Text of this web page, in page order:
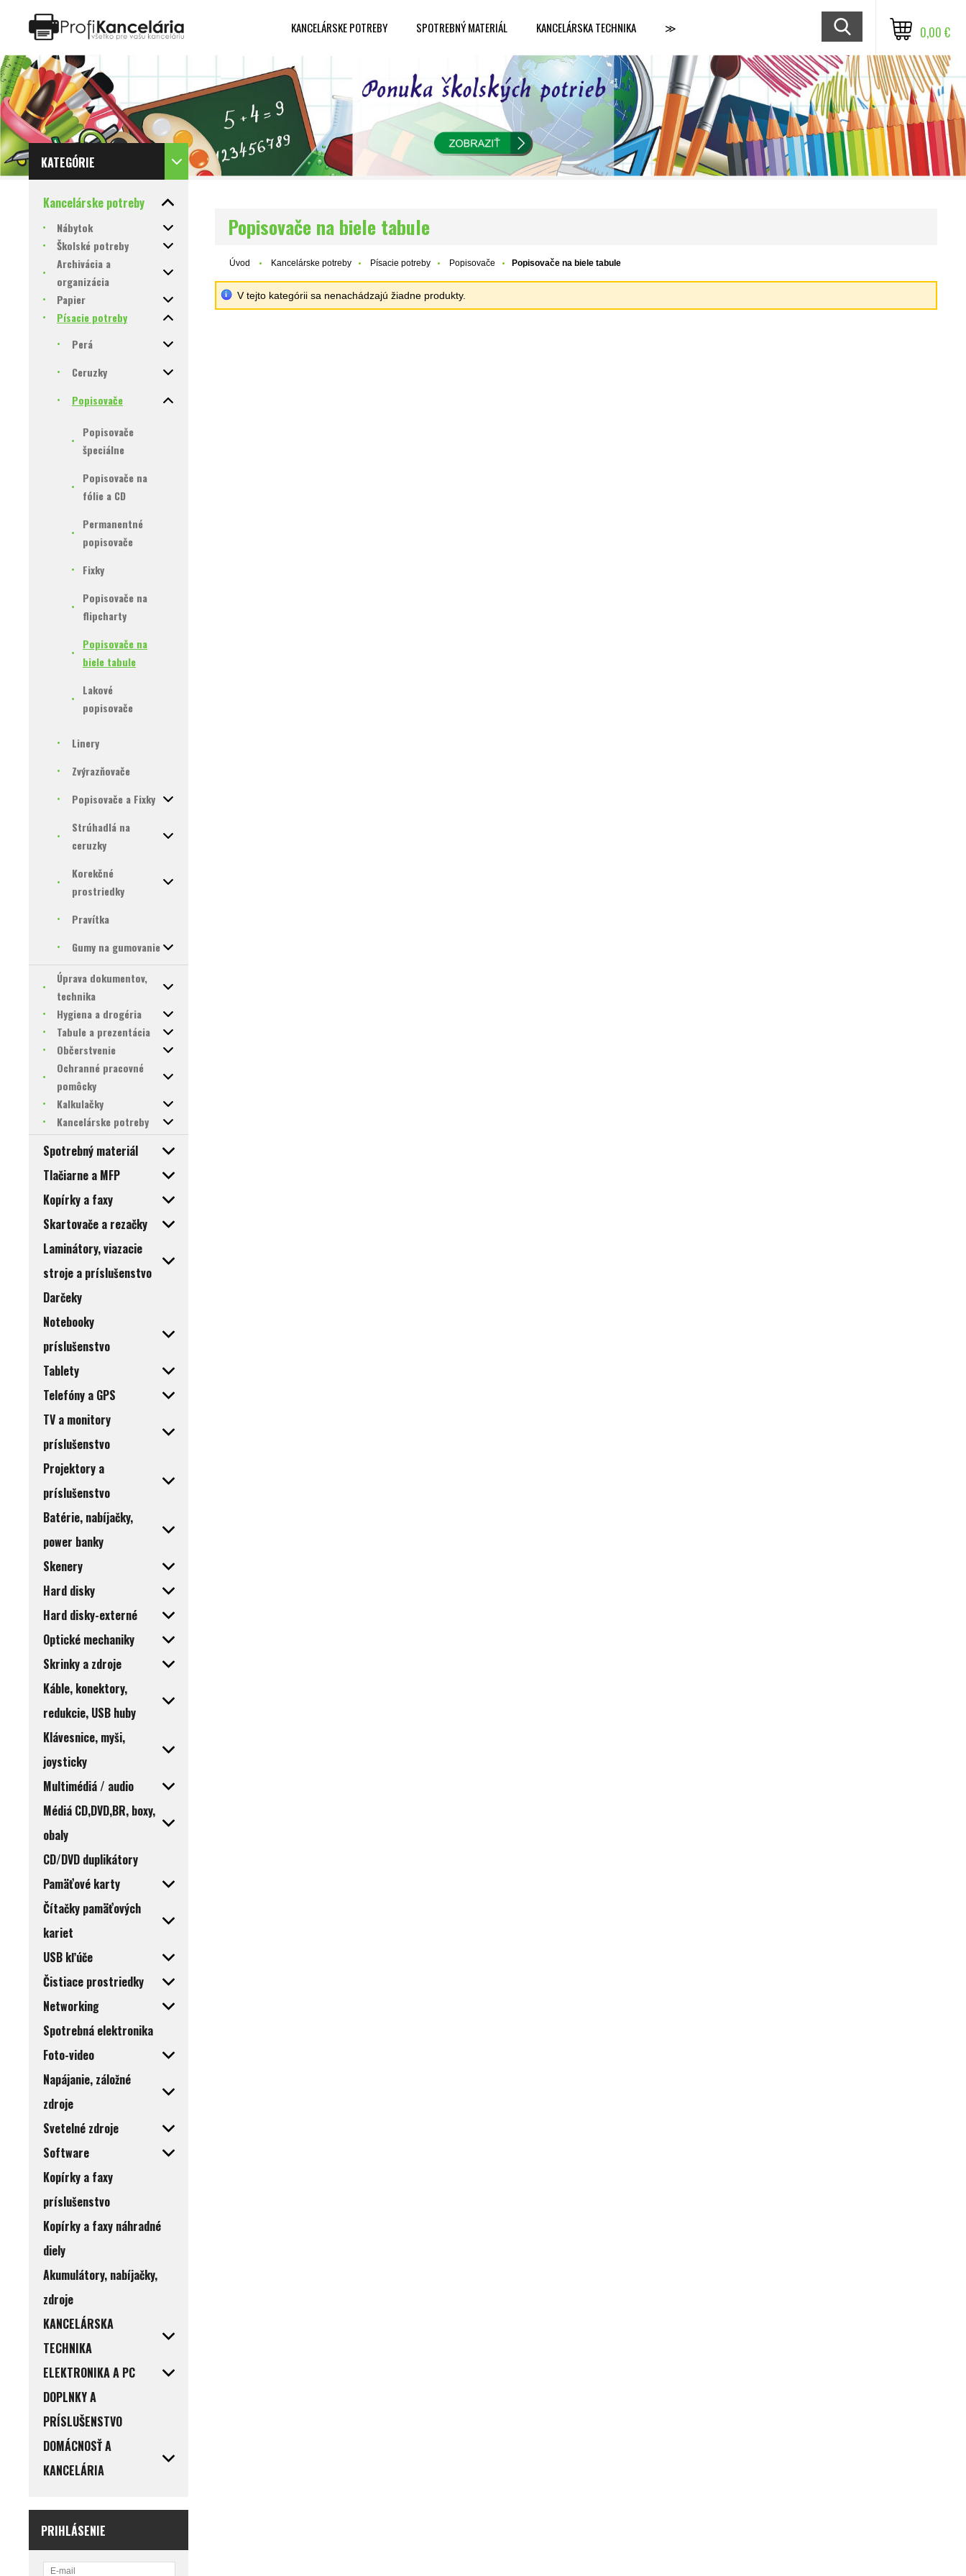
KANCELÁRSKE POTREBY SPOTREBNÝ MATERIÁL KANCELÁRSKA TECHNIKA ≫ 0,00 €
KATEGÓRIE
Kancelárske potreby
Nábytok
Školské potreby
Archivácia a
organizácia
Papier
Písacie potreby
Perá
Ceruzky
Popisovače
Popisovače
špeciálne
Popisovače na
fólie a CD
Permanentné
popisovače
Fixky
Popisovače na
flipcharty
Popisovače na
biele tabule
Lakové
popisovače
Linery
Zvýrazňovače
Popisovače a Fixky
Strúhadlá na
ceruzky
Korekčné
prostriedky
Pravítka
Gumy na gumovanie
Úprava dokumentov,
technika
Hygiena a drogéria
Tabule a prezentácia
Občerstvenie
Ochranné pracovné
pomôcky
Kalkulačky
Kancelárske potreby
Spotrebný materiál
Tlačiarne a MFP
Kopírky a faxy
Skartovače a rezačky
Laminátory, viazacie
stroje a príslušenstvo
Darčeky
Notebooky
príslušenstvo
Tablety
Telefóny a GPS
TV a monitory
príslušenstvo
Projektory a
príslušenstvo
Batérie, nabíjačky,
power banky
Skenery
Hard disky
Hard disky-externé
Optické mechaniky
Skrinky a zdroje
Káble, konektory,
redukcie, USB huby
Klávesnice, myši,
joysticky
Multimédiá / audio
Médiá CD,DVD,BR, boxy,
obaly
CD/DVD duplikátory
Pamäťové karty
Čítačky pamäťových
kariet
USB kľúče
Čistiace prostriedky
Networking
Spotrebná elektronika
Foto-video
Napájanie, záložné
zdroje
Svetelné zdroje
Software
Kopírky a faxy
príslušenstvo
Kopírky a faxy náhradné
diely
Akumulátory, nabíjačky,
zdroje
KANCELÁRSKA
TECHNIKA
ELEKTRONIKA A PC
DOPLNKY A
PRÍSLUŠENSTVO
DOMÁCNOSŤ A
KANCELÁRIA
PRIHLÁSENIE
Popisovače na biele tabule
Úvod Kancelárske potreby Písacie potreby Popisovače Popisovače na biele tabule
V tejto kategórii sa nenachádzajú žiadne produkty.
Katalóg internetových stránok